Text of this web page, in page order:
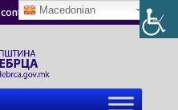
contact@debrca.gov.mk
Macedonian